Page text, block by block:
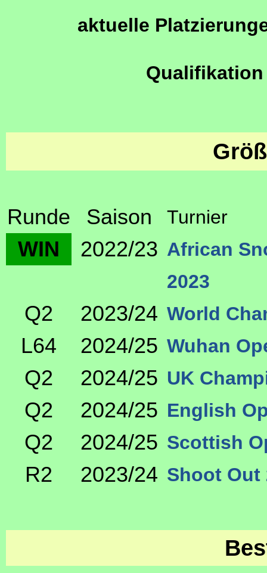
aktuelle
Qualifikation
Runde Saison Turnier
WIN 2022/23 African
2023
Q2 2023/24 World
L64 2024/25 Wuhan
Q2 2024/25 UK
Q2 2024/25 English
Q2 2024/25 Scottish
R2 2023/24 Shoot Out